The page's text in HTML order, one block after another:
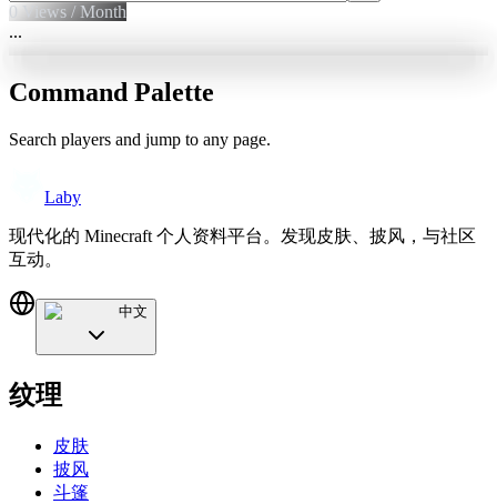
0 Views / Month
...
Command Palette
Search players and jump to any page.
Laby
现代化的 Minecraft 个人资料平台。发现皮肤、披风，与社区
互动。
中文
纹理
皮肤
披风
斗篷